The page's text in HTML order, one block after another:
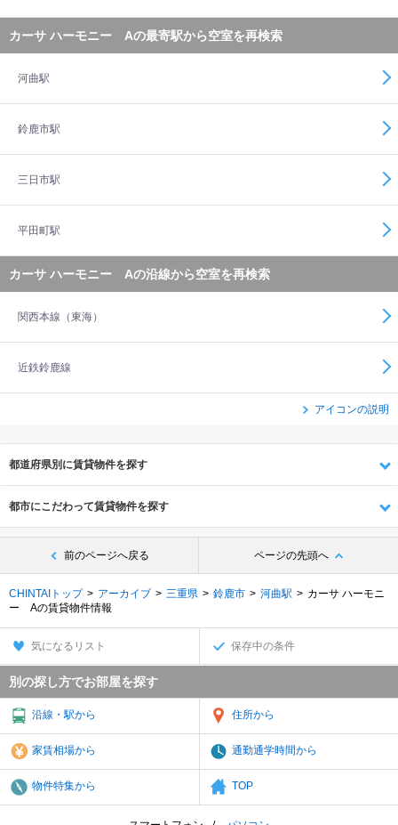
カーサ ハーモニー Aの最寄駅から空室を再検索
河曲駅
鈴鹿市駅
三日市駅
平田町駅
カーサ ハーモニー Aの沿線から空室を再検索
関西本線（東海）
近鉄鈴鹿線
アイコンの説明
都道府県別に賃貸物件を探す
都市にこだわって賃貸物件を探す
前のページへ戻る ページの先頭へ
CHINTAIトップ アーカイブ 三重県 鈴鹿市 河曲駅
カーサ ハーモニ
ー Aの賃貸物件情報
気になるリスト 保存中の条件
別の探し方でお部屋を探す
沿線・駅から 住所から
家賃相場から 通勤通学時間から
物件特集から TOP